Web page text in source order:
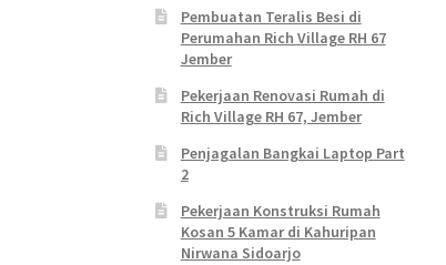
Pembuatan Teralis Besi di
Perumahan Rich Village RH 67
Jember
Pekerjaan Renovasi Rumah di
Rich Village RH 67, Jember
Penjagalan Bangkai Laptop Part
2
Pekerjaan Konstruksi Rumah
Kosan 5 Kamar di Kahuripan
Nirwana Sidoarjo